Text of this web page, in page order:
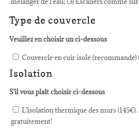
Type de couvercle
Veuillez en choisir un ci-dessous
Couvercle en cuir isolé (recommandé)
Isolation
S’il vous plaît choisir ci-dessous
L’isolation thermique des murs
gratuitement!